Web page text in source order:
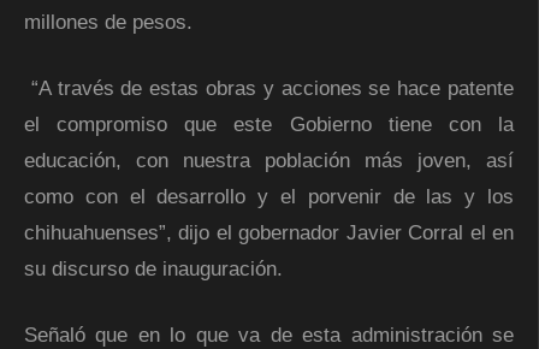
millones de pesos.
“A través de estas obras y acciones se hace patente
el compromiso que este Gobierno tiene con la
educación, con nuestra población más joven, así
como con el desarrollo y el porvenir de las y los
chihuahuenses”, dijo el gobernador Javier Corral el en
su discurso de inauguración.
Señaló que en lo que va de esta administración se